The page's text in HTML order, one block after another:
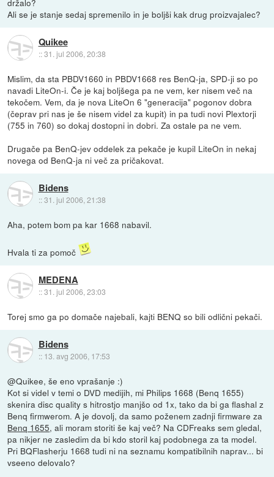
Ali se je stanje sedaj spremenilo in je boljši kak drug proizvajalec?
Quikee
::31. jul 2006, 20:38
Mislim, da sta PBDV1660 in PBDV1668 res BenQ-ja, SPD-ji so po
navadi LiteOn-i. Če je kaj boljšega pa ne vem, ker nisem več na
tekočem. Vem, da je nova LiteOn 6 "generacija" pogonov dobra
(čeprav pri nas je še nisem videl za kupit) in pa tudi novi Plextorji
(755 in 760) so dokaj dostopni in dobri. Za ostale pa ne vem.
Drugače pa BenQ-jev oddelek za pekače je kupil LiteOn in nekaj
novega od BenQ-ja ni več za pričakovat.
Bidens
::31. jul 2006, 21:38
Aha, potem bom pa kar 1668 nabavil.
Hvala ti za pomoč
MEDENA
::31. jul 2006, 23:03
Torej smo ga po domače najebali, kajti BENQ so bili odlični pekači.
Bidens
:: 13. avg 2006, 17:53
@Quikee, še eno vprašanje :)
Kot si videl v temi o DVD medijih, mi Philips 1668 (Benq 1655)
skenira disc quality s hitrostjo manjšo od 1x, tako da bi ga flashal z
Benq firmwerom. A je dovolj, da samo poženem zadnji firmware za
Benq 1655, ali moram storiti še kaj več? Na CDFreaks sem gledal,
pa nikjer ne zasledim da bi kdo storil kaj podobnega za ta model.
Pri BQFlasherju 1668 tudi ni na seznamu kompatibilnih naprav... bi
vseeno delovalo?